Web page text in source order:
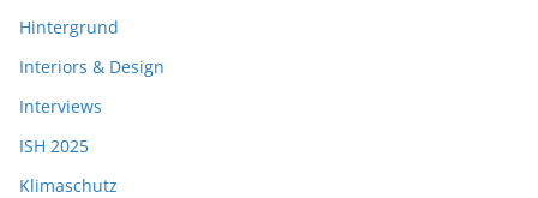
Hintergrund
Interiors & Design
Interviews
ISH 2025
Klimaschutz